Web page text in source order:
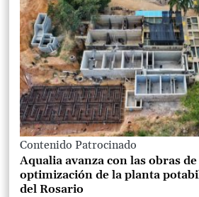
Contenido Patrocinado
Aqualia avanza con las obras
optimización de la planta
del Rosario